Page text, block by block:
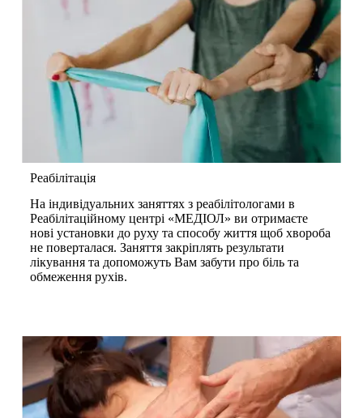
Реабілітація
На індивідуальних заняттях з реабілітологами в
Реабілітаційному центрі «МЕДІОЛ» ви отримаєте
нові установки до руху та способу життя щоб хвороба
не поверталася. Заняття закріплять результати
лікування та допоможуть Вам забути про біль та
обмеження рухів.